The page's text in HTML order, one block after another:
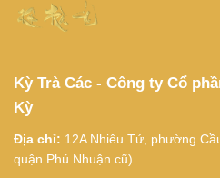
Kỳ Trà Các - Công ty Cổ
Kỳ
Địa chỉ: 12A Nhiêu Tứ, phường
quận Phú Nhuận cũ)